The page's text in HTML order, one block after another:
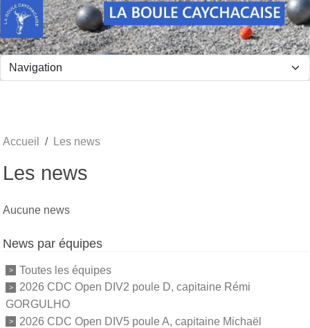
Accueil Les news
Les news
Aucune news
News par équipes
Toutes les équipes
2026 CDC Open DIV2 poule D, capitaine Rémi
GORGULHO
2026 CDC Open DIV5 poule A, capitaine Michaël
Panneau de gestion des cookies